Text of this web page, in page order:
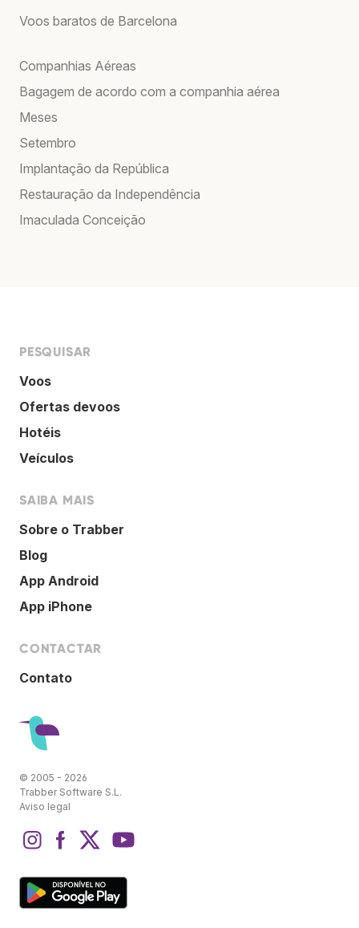
Voos baratos de Barcelona
Companhias Aéreas
Bagagem de acordo com a companhia aérea
Meses
Setembro
Implantação da República
Restauração da Independência
Imaculada Conceição
PESQUISAR
Voos
Ofertas devoos
Hotéis
Veículos
SAIBA MAIS
Sobre o Trabber
Blog
App Android
App iPhone
CONTACTAR
Contato
© 2005 - 2026
Trabber Software S.L.
Aviso legal